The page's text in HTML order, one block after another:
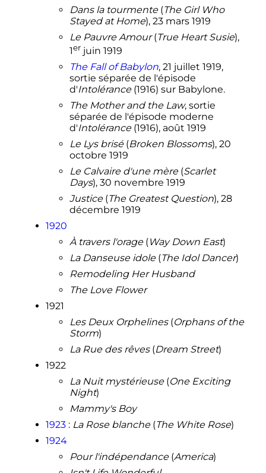
Dans la tourmente(The Girl Who
Stayed at Home), 23 mars 1919
Le Pauvre Amour(True Heart Susie),
1erjuin 1919
The Fall of Babylon, 21 juillet 1919,
sortie séparée de l'épisode
d'Intolérance(1916) sur Babylone.
The Mother and the Law, sortie
séparée de l'épisode moderne
d'Intolérance(1916), août 1919
Le Lys brisé(Broken Blossoms), 20
octobre 1919
Le Calvaire d'une mère(Scarlet
Days), 30 novembre 1919
Justice(The Greatest Question), 28
décembre 1919
1920
À travers l'orage(Way Down East)
La Danseuse idole(The Idol Dancer)
Remodeling Her Husband
The Love Flower
1921
Les Deux Orphelines(Orphans of the
Storm)
La Rue des rêves(Dream Street)
1922
La Nuit mystérieuse(One Exciting
Night)
Mammy's Boy
1923 : La Rose blanche(The White Rose)
1924
Pour l'indépendance(America)